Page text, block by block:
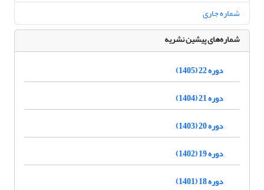
شماره جاری
شماره‌های پیشین نشریه
دوره 22 (1405)
دوره 21 (1404)
دوره 20 (1403)
دوره 19 (1402)
دوره 18 (1401)